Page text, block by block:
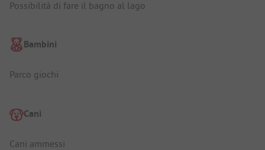
Possibilità di fare il bagno al lago
Bambini
Parco giochi
Cani
Cani ammessi